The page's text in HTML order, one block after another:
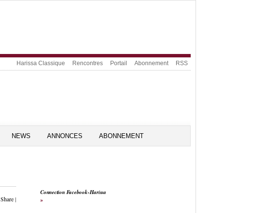
Harissa Classique Rencontres Portail Abonnement RSS
NEWS ANNONCES ABONNEMENT
Share|
Connection Facebook-Harissa